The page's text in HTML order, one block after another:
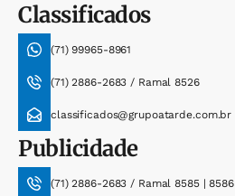
Classificados
(71) 99965-8961
(71) 2886-2683 / Ramal 8526
classificados@grupoatarde.com.br
Publicidade
(71) 2886-2683 / Ramal 8585 | 8586